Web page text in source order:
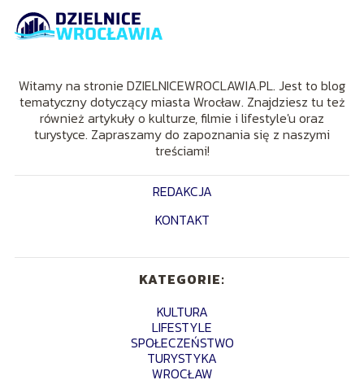
Witamy na stronie DZIELNICEWROCLAWIA.PL. Jest to blog
tematyczny dotyczący miasta Wrocław. Znajdziesz tu też
również artykuły o kulturze, filmie i lifestyle'u oraz
turystyce. Zapraszamy do zapoznania się z naszymi
treściami!
REDAKCJA
KONTAKT
KATEGORIE:
KULTURA
LIFESTYLE
SPOŁECZEŃSTWO
TURYSTYKA
WROCŁAW